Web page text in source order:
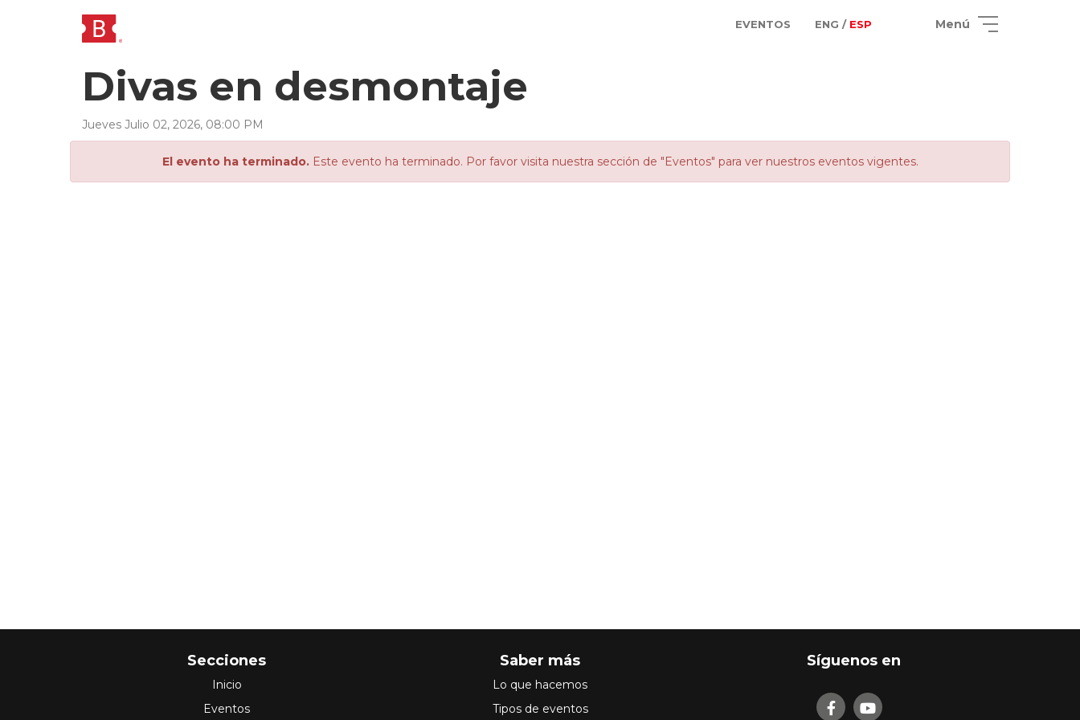
EVENTOS ENG / ESP Menú
Divas en desmontaje
Jueves Julio 02, 2026, 08:00 PM
El evento ha terminado.Este evento ha terminado. Por favor visita nuestra sección de "Eventos" para ver nuestros eventos vigentes.
Secciones
Inicio
Eventos
Saber más
Lo que hacemos
Tipos de eventos
Síguenos en